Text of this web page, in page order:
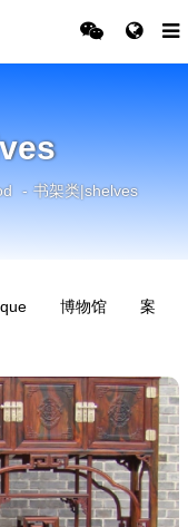
书架类|shelves
博物馆 案